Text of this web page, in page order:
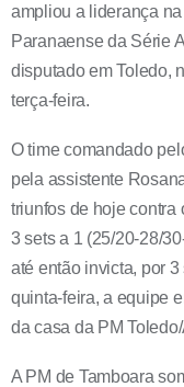
ampliou a liderança
Paranaense da Série
disputado em Toledo,
terça-feira.
O time comandado
pela assistente
triunfos de hoje contra
3 sets a 1 (25/20-28/
até então invicta, por
quinta-feira, a equipe
da casa da PM
A PM de Tamboara